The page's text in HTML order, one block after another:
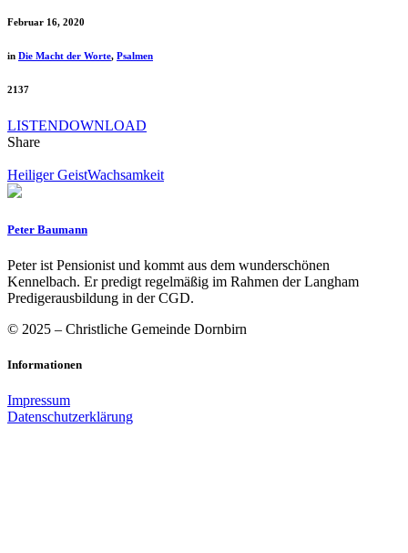
Februar 16, 2020
in Die Macht der Worte, Psalmen
2137
LISTENDOWNLOAD
Share
Heiliger GeistWachsamkeit
Peter Baumann
Peter ist Pensionist und kommt aus dem wunderschönen
Kennelbach. Er predigt regelmäßig im Rahmen der Langham
Predigerausbildung in der CGD.
© 2025 – Christliche Gemeinde Dornbirn
Informationen
Impressum
Datenschutzerklärung